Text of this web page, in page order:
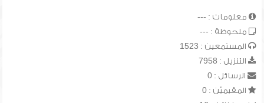
معلومات : ---
ملحوظة : ---
المستمعين : 1523
التنزيل : 7958
الرسائل : 0
المقيميّن : 0